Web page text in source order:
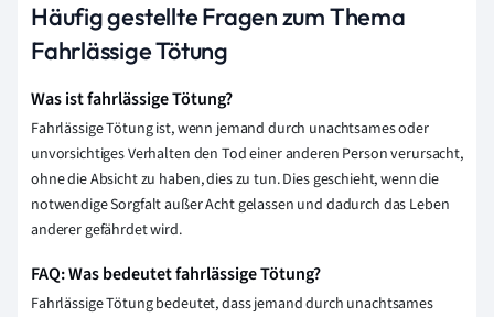
Häufig gestellte Fragen zum Thema
Fahrlässige Tötung
Was ist fahrlässige Tötung?
Fahrlässige Tötung ist, wenn jemand durch unachtsames oder
unvorsichtiges Verhalten den Tod einer anderen Person verursacht,
ohne die Absicht zu haben, dies zu tun. Dies geschieht, wenn die
notwendige Sorgfalt außer Acht gelassen und dadurch das Leben
anderer gefährdet wird.
FAQ: Was bedeutet fahrlässige Tötung?
Fahrlässige Tötung bedeutet, dass jemand durch unachtsames